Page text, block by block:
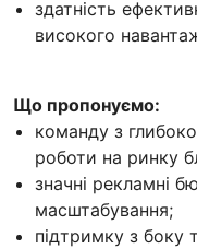
здатність
високого
Що пропонуємо:
команду з
роботи на ринку
значні рекламні
масштабування;
підтримку з боку